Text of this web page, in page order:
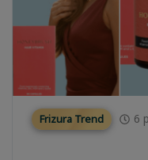
Frizura Trend 6